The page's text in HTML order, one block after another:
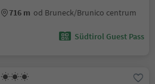
716 m od Bruneck/Brunico centrum
Südtirol Guest Pass